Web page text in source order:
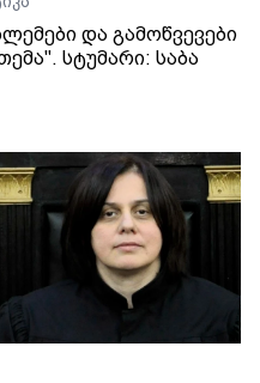
და გამოწვევები
სტუმარი: საბა